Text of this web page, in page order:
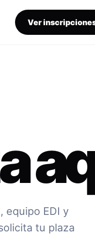
Ver
equipo EDI y
tu plaza